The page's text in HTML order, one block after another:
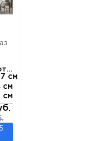
3 отзыва
см
см
см